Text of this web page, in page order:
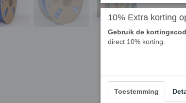
10% Extra korting
Gebruik de
direct 10% korting.
Toestemming